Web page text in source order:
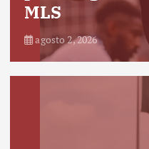
MLS
agosto 2, 2026